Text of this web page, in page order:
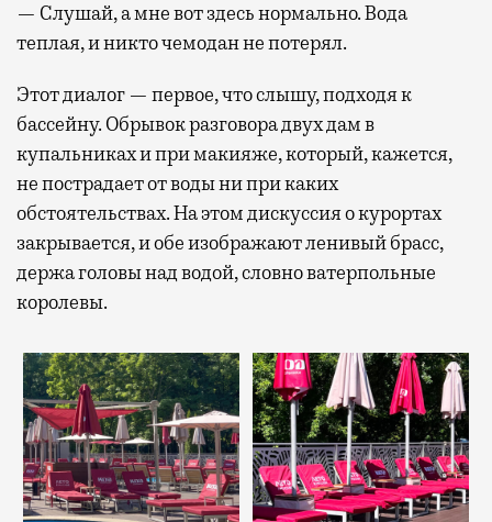
— Слушай, а мне вот здесь нормально. Вода
теплая, и никто чемодан не потерял.
Этот диалог — первое, что слышу, подходя к
бассейну. Обрывок разговора двух дам в
купальниках и при макияже, который, кажется,
не пострадает от воды ни при каких
обстоятельствах. На этом дискуссия о курортах
закрывается, и обе изображают ленивый брасс,
держа головы над водой, словно ватерпольные
королевы.